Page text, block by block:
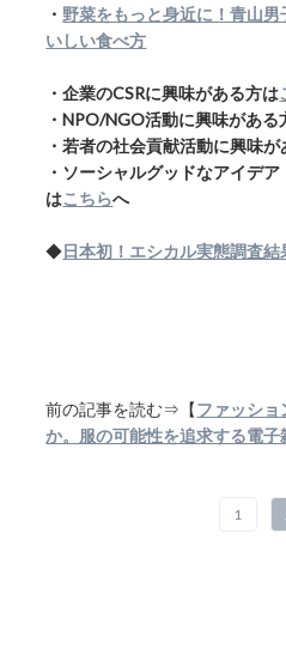
・ 野菜をもっと身近に！青山
いしい食べ方
・企業のCSRに興味がある方は
・NPO/NGO活動に興味がある
・若者の社会貢献活動に興味
・ソーシャルグッドなアイデ
はこちらへ
◆日本初！エシカル実態調査結
前の記事を読む⇒【ファッショ
か。服の可能性を追求する電子
1